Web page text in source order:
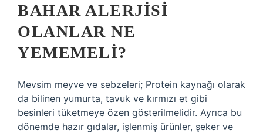
BAHAR ALERJISI
OLANLAR NE
YEMEMELI?
Mevsim meyve ve sebzeleri; Protein kaynağı olarak
da bilinen yumurta, tavuk ve kırmızı et gibi
besinleri tüketmeye özen gösterilmelidir. Ayrıca bu
dönemde hazır gıdalar, işlenmiş ürünler, şeker ve